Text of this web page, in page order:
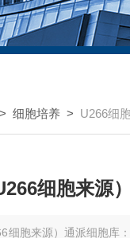
细胞培养 > U266细
细胞来源）
细胞来源）通派细胞库